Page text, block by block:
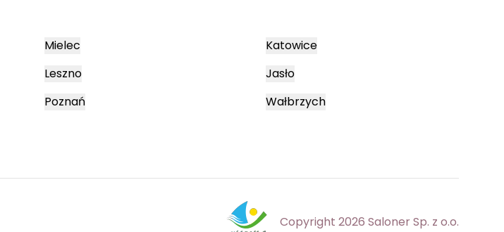
Mielec
Leszno
Poznań
Katowice
Jasło
Wałbrzych
Copyright 2026 Saloner Sp. z o.o.